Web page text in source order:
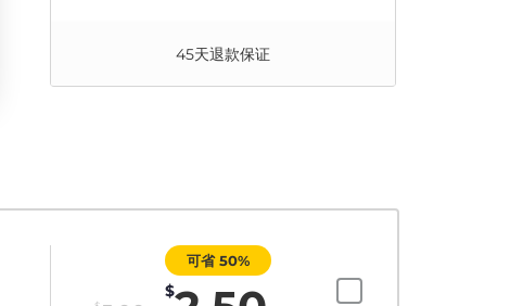
45天退款保证
可省 50%
$